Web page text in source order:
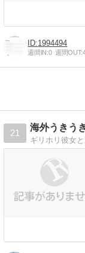
1994494
週間IN:0 週間OUT:
21
海外うきう